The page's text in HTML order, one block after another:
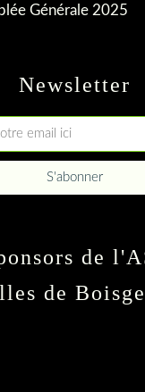
Newsletter
Générale 2025
de
de